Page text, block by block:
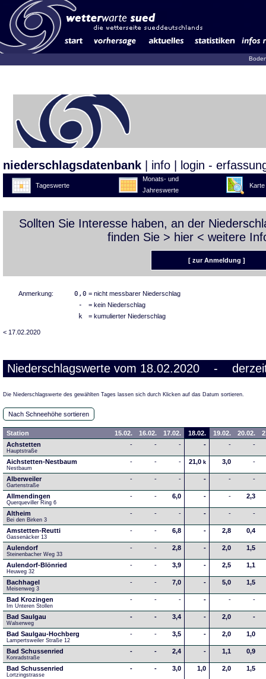
niederschlagsdatenbank info login -
Tageswerte
Monats- und
Jahreswerte
Karte
Sollten Sie Interesse haben, an der
finden Sie > hier < weitere
[ zur Anmeldung ]
Anmerkung: 0,0 = nicht messbarer Niederschlag
- = kein Niederschlag
k = kumulierter Niederschlag
< 17.02.2020
Niederschlagswerte vom 18.02.2020 -
Die Niederschlagswerte des gewählten Tages lassen sich durch Klicken auf das Datum sortieren.
Nach Schneehöhe sortieren
Station 15.02. 16.02. 17.02. 18.02. 19.02. 20.02.
Achstetten
Hauptstraße
- - - - - -
Aichstetten-Nestbaum
Nestbaum
- - - 21,0 k 3,0 -
Alberweiler
Gartenstraße
- - - - - -
Allmendingen
Querqueviller Ring 6
- - 6,0 - - 2,3
Altheim
Bei den Birken 3
- - - - - -
Amstetten-Reutti
Gassenäcker 13
- - 6,8 - 2,8 0,4
Aulendorf
Steinenbacher Weg 33
- - 2,8 - 2,0 1,5
Aulendorf-Blönried
Heuweg 32
- - 3,9 - 2,5 1,1
Bachhagel
Meisenweg 3
- - 7,0 - 5,0 1,5
Bad Krozingen
Im Unteren Stollen
- - - - - -
Bad Saulgau
Walserweg
- - 3,4 - 2,0 -
Bad Saulgau-Hochberg
Lampertsweiler Straße 12
- - 3,5 - 2,0 1,0
Bad Schussenried
Konradstraße
- - 2,4 - 1,1 0,9
Bad Schussenried
Lortzingstrasse
- - 3,0 1,0 2,0 1,5